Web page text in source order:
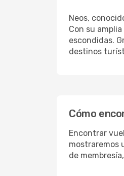
Neos,
Con su
escondidas.
destinos
Cómo
Encontrar
mostraremos
de